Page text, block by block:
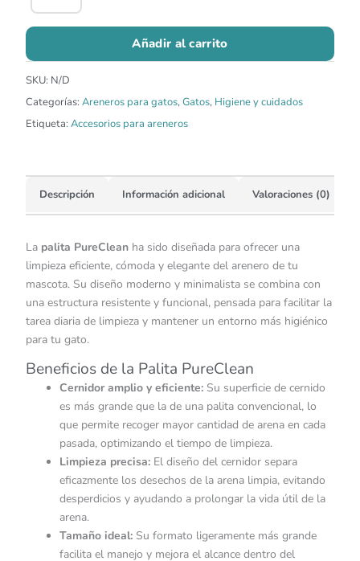
Añadir al carrito
SKU: N/D
Categorías: Areneros para gatos,Gatos, Higiene y cuidados
Etiqueta: Accesorios para areneros
Descripción Información adicional Valoraciones (0)
La palita PureClean ha sido diseñada para ofrecer una
limpieza eficiente, cómoda y elegante del arenero de tu
mascota. Su diseño moderno y minimalista se combina con
una estructura resistente y funcional, pensada para facilitar la
tarea diaria de limpieza y mantener un entorno más higiénico
para tu gato.
Beneficios de la Palita PureClean
Cernidor amplio y eficiente: Su superficie de cernido
es más grande que la de una palita convencional, lo
que permite recoger mayor cantidad de arena en cada
pasada, optimizando el tiempo de limpieza.
Limpieza precisa: El diseño del cernidor separa
eficazmente los desechos de la arena limpia, evitando
desperdicios y ayudando a prolongar la vida útil de la
arena.
Tamaño ideal: Su formato ligeramente más grande
facilita el manejo y mejora el alcance dentro del